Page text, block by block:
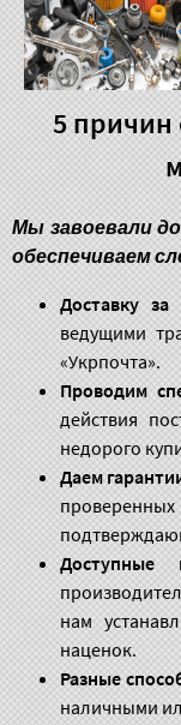
5 причин
Мы завоевали
обеспечиваем
Доставку
ведущими
«Укрпочта».
Проводим
действия
недорого
Даем
Доступные
нам
наценок.
Разные
наличными